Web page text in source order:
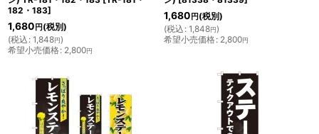
182・183]
1,680 円 (税別)
(税込 : 1,848円)
希望小売価格: 2,800円
1,680 円 (税別)
(税込 : 1,848円)
希望小売価格: 2,800円